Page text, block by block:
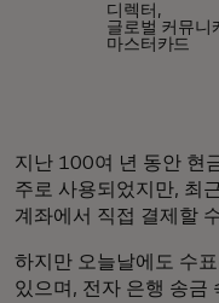
디렉터,
글로벌 커뮤니
마스터카드
지난 100여 년 동안 현
주로 사용되었지만, 최
계좌에서 직접 결제할
하지만 오늘날에도 수
있으며, 전자 은행 송금